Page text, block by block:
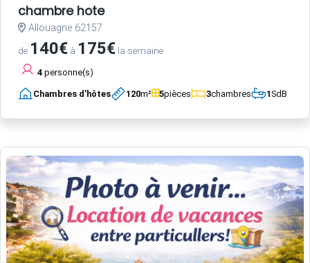
chambre hote
Allouagne 62157
de 140€ à 175€ la semaine
4 personne(s)
Chambres d'hôtes 120m² 5pièces 3chambres 1SdB